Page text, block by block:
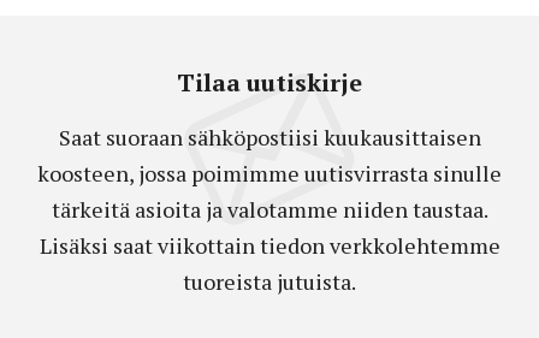
Tilaa uutiskirje
Saat suoraan sähköpostiisi kuukausittaisen
koosteen, jossa poimimme uutisvirrasta sinulle
tärkeitä asioita ja valotamme niiden taustaa.
Lisäksi saat viikottain tiedon verkkolehtemme
tuoreista jutuista.